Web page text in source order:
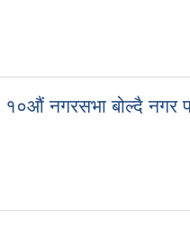
१०औं नगरसभा बोल्दै नगर